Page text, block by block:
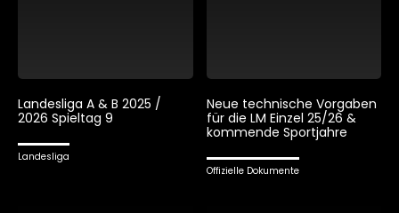
Landesliga A & B 2025 /
2026 Spieltag 9
Landesliga
Neue technische Vorgaben
für die LM Einzel 25/26 &
kommende Sportjahre
Offizielle Dokumente